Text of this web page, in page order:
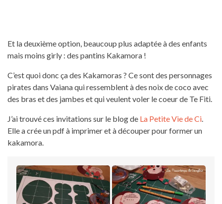
Et la deuxième option, beaucoup plus adaptée à des enfants
mais moins girly : des pantins Kakamora !
C’est quoi donc ça des Kakamoras ? Ce sont des personnages
pirates dans Vaiana qui ressemblent à des noix de coco avec
des bras et des jambes et qui veulent voler le coeur de Te Fiti.
J’ai trouvé ces invitations sur le blog de La Petite Vie de Ci.
Elle a crée un pdf à imprimer et à découper pour former un
kakamora.